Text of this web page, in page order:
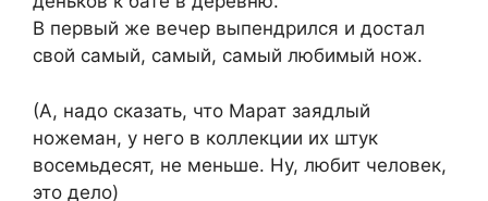
В первый же вечер выпендрился и достал
свой самый, самый, самый любимый нож.
(А, надо сказать, что Марат заядлый
ножеман, у него в коллекции их штук
восемьдесят, не меньше. Ну, любит человек,
это дело)